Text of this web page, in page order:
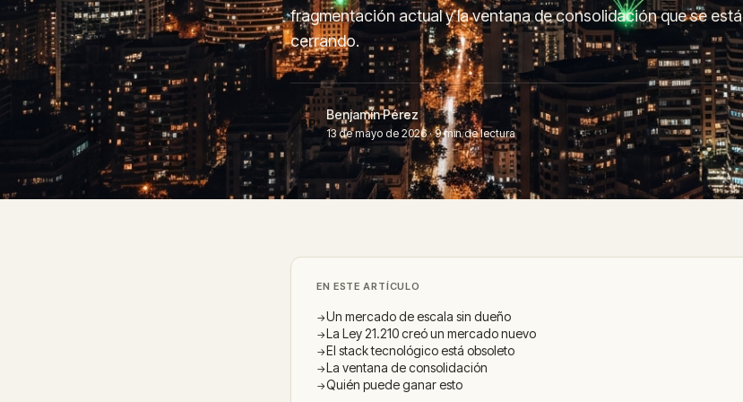
fragmentación actual y la ventana de consolidación que se está
cerrando.
BP
Benjamín Pérez
13 de mayo de 2026 · 9 min de lectura
EN ESTE ARTÍCULO
Un mercado de escala sin dueño
La Ley 21.210 creó un mercado nuevo
El stack tecnológico está obsoleto
La ventana de consolidación
Quién puede ganar esto